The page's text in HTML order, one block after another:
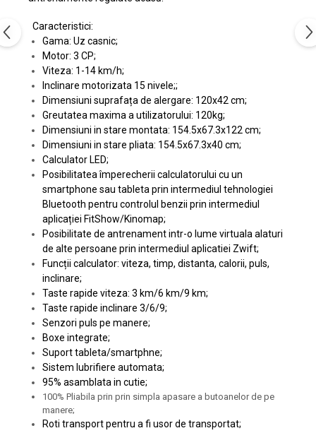
Caracteristici:
Gama: Uz casnic;
Motor: 3 CP;
Viteza: 1-14 km/h;
Inclinare motorizata 15 nivele;;
Dimensiuni suprafața de alergare: 120x42 cm;
Greutatea maxima a utilizatorului: 120kg;
Dimensiuni in stare montata: 154.5x67.3x122 cm;
Dimensiuni in stare pliata: 154.5x67.3x40 cm;
Calculator LED;
Posibilitatea împerecherii calculatorului cu un
smartphone sau tableta prin intermediul tehnologiei
Bluetooth pentru controlul benzii prin intermediul
aplicației FitShow/Kinomap;
Posibilitate de antrenament intr-o lume virtuala alaturi
de alte persoane prin intermediul aplicatiei Zwift;
Funcții calculator: viteza, timp, distanta, calorii, puls,
inclinare;
Taste rapide viteza: 3 km/6 km/9 km;
Taste rapide inclinare 3/6/9;
Senzori puls pe manere;
Boxe integrate;
Suport tableta/smartphne;
Sistem lubrifiere automata;
95% asamblata in cutie;
100% Pliabila prin prin simpla apasare a butoanelor de pe
manere;
Roti transport pentru a fi usor de transportat;